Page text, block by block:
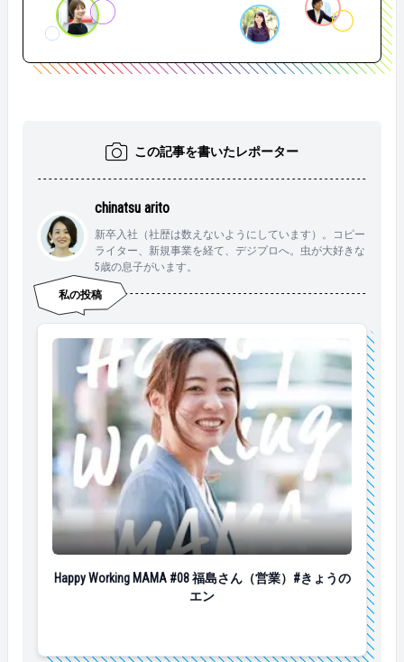
す。こんな風に未来のキャリアについて、イメージが
膨らんでいるのも続けてきたからかな、と思います
ね。 &nbsp; &nbsp; &nbsp; &nbsp; Q：オススメの「時短
テク」があれば教えて！ こどもの力を借りてます。
長男は朝食担当、次男は夕飯のお手伝いが趣味になり
しています。 &nbsp; &nbsp; &nbsp; &nbsp; Q：育児と仕
そして仕事もあるので…正直、歯がゆい思いをするこ
ともあります。これから先も続く毎日の生活なので、
無理に我慢せず、思いっきり嘆くことも大事かなと思
っています。その方が、一度気持ちをリセットでき、
新たな気持ちで前を向けると感じてます。 &nbsp; &nbs
p; &nbsp; &nbsp; &nbsp; 古谷さんの紹介はここまで！
次の「Happy Working MAMA」はだれかな～？？ &nbsp;
s://www.en-soku.com/life/49705 https://www.en-soku.co
m/life/51305
この記事を書いたレポーター
chinatsu arito
新卒入社（社歴は数えないようにしています）。コピー
ライター、新規事業を経て、デジプロへ。虫が大好きな
5歳の息子がいます。
私の投稿
Happy Working MAMA #08 福島さん（営業）#きょうの
Happy Working MAMA #08 福島さん（営業）#きょうの
エン